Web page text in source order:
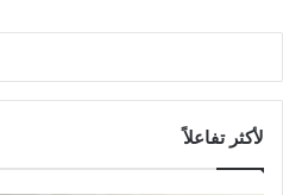
لأكثر تفاعلاً